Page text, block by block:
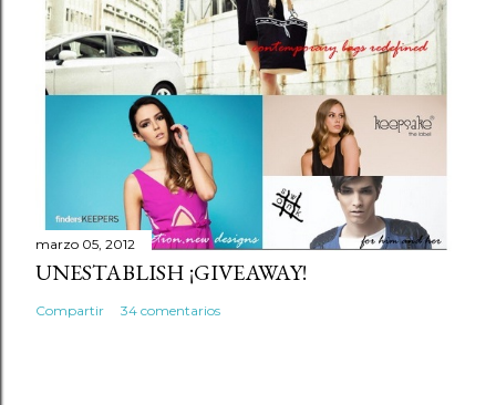
marzo 05, 2012
UNESTABLISH ¡GIVEAWAY!
Compartir 34 comentarios